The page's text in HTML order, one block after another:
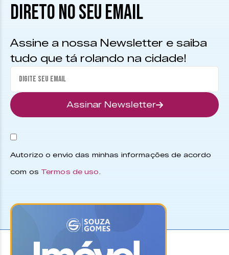
DIRETO NO SEU EMAIL
Assine a nossa Newsletter e saiba
tudo que tá rolando na cidade!
Assinar Newsletter
Autorizo o envio das minhas informações de acordo
com os Termos de uso